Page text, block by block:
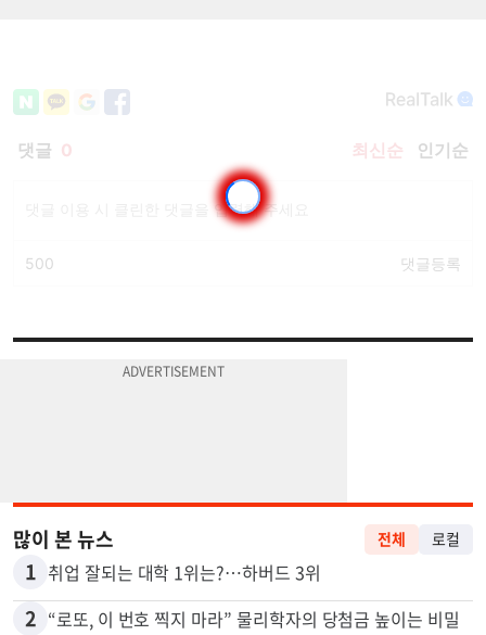
많이 본 뉴스 전체 로컬
1 취업 잘되는 대학 1위는?…하버드 3위
2 “로또, 이 번호 찍지 마라” 물리학자의 당첨금 높이는 비밀